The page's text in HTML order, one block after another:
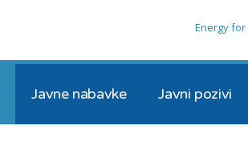
Javne nabavke Javni pozivi
Energy for